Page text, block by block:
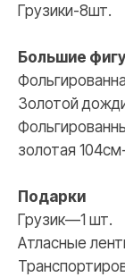
Грузики-8шт.
Большие
Золотой
золотая
Подарки
Грузик—1 шт.
Атласные